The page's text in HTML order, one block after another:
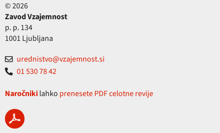
© 2026
Zavod Vzajemnost
p. p. 134
1001 Ljubljana
urednistvo@vzajemnost.si
01 530 78 42
Naročnikilahko prenesete PDF celotne revije